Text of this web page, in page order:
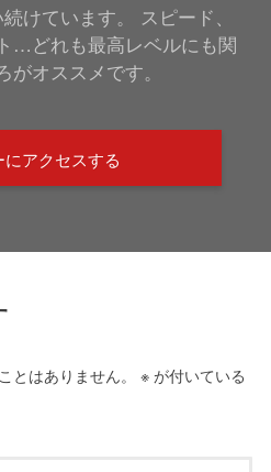
けています。 スピード、
…どれも最高レベルにも関
オススメです。
アクセスする
とはありません。 ※が付いている